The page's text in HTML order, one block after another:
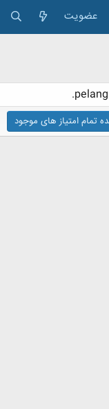
عضویت
تمام امتیاز های موجود